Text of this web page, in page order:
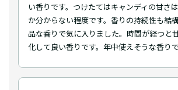
い香りです。つけたてはキャンディの甘さ
か分からない程度です。香りの持続性も結
品な香りで気に入りました。時間が経つと
化して良い香りです。年中使えそうな香りで